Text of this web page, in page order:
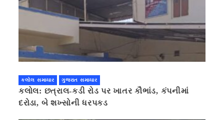
કલોલ સમાચાર ગુજરાત સમાચાર
કલોલ: છત્રાલ-કડી રોડ પર ખાતર કૌભાંડ, કંપનીમાં
દરોડા, બે શખ્સોની ધરપકડ